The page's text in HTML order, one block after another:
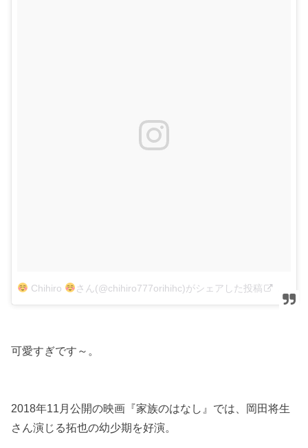
Chihiro さん(@chihiro777orihihc)がシェアした投稿
可愛すぎです～。
2018年11月公開の映画『家族のはなし』では、岡田将生
さん演じる拓也の幼少期を好演。